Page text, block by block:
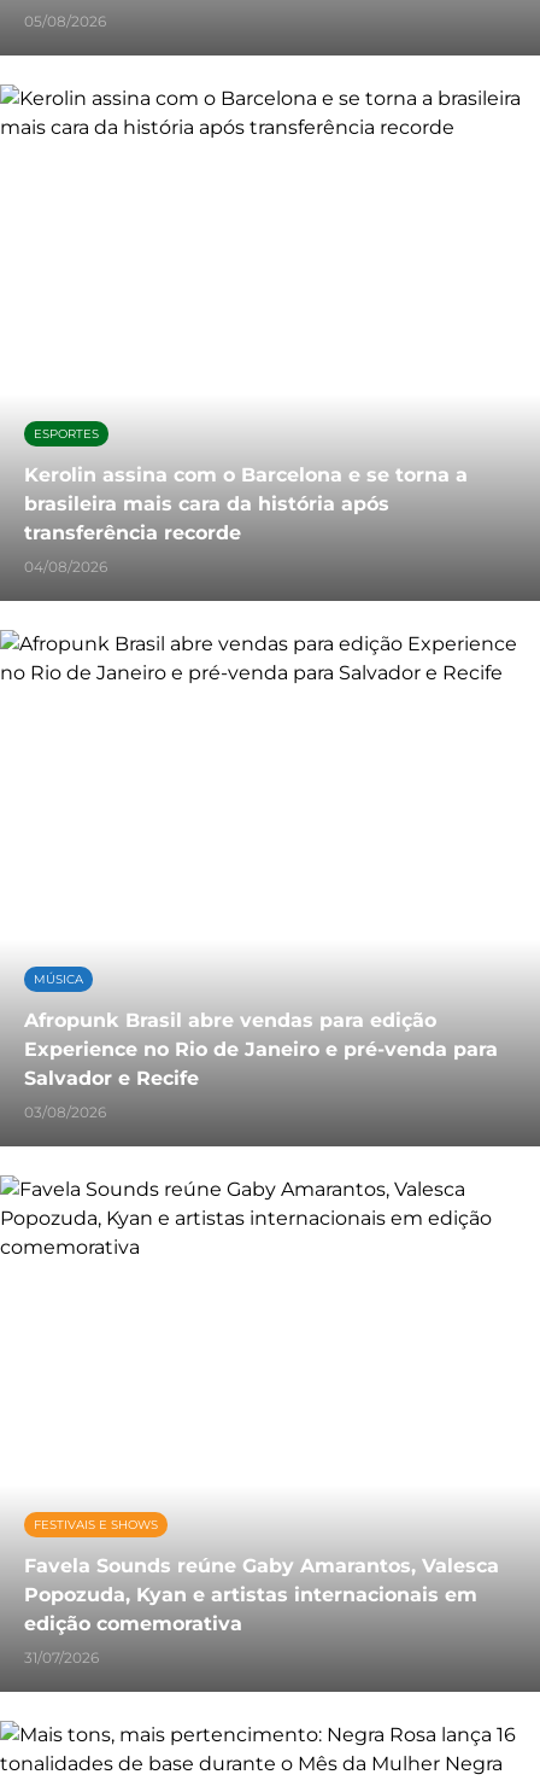
05/08/2026
ESPORTES
Kerolin assina com o Barcelona e se torna a
brasileira mais cara da história após
transferência recorde
04/08/2026
MÚSICA
Afropunk Brasil abre vendas para edição
Experience no Rio de Janeiro e pré-venda para
Salvador e Recife
03/08/2026
FESTIVAIS E SHOWS
Favela Sounds reúne Gaby Amarantos, Valesca
Popozuda, Kyan e artistas internacionais em
edição comemorativa
31/07/2026